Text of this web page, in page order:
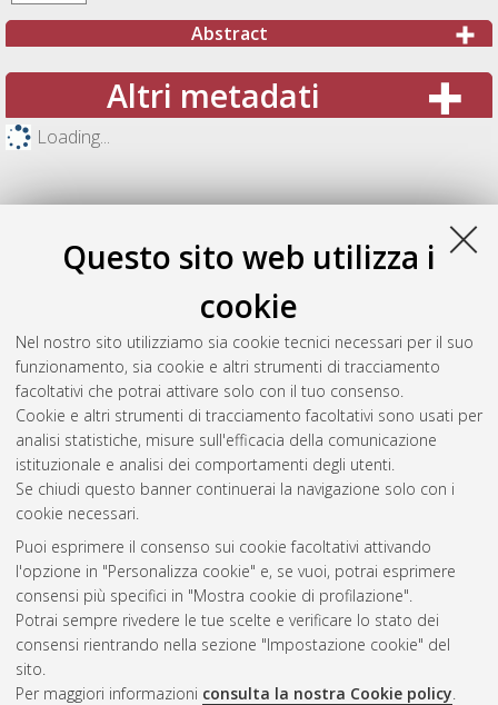
Questo sito web utilizza i
cookie
Nel nostro sito utilizziamo sia cookie tecnici necessari per il suo
funzionamento, sia cookie e altri strumenti di tracciamento
facoltativi che potrai attivare solo con il tuo consenso.
Cookie e altri strumenti di tracciamento facoltativi sono usati per
analisi statistiche, misure sull'efficacia della comunicazione
istituzionale e analisi dei comportamenti degli utenti.
Se chiudi questo banner continuerai la navigazione solo con i
cookie necessari.
Puoi esprimere il consenso sui cookie facoltativi attivando
l'opzione in "Personalizza cookie" e, se vuoi, potrai esprimere
consensi più specifici in "Mostra cookie di profilazione".
Potrai sempre rivedere le tue scelte e verificare lo stato dei
consensi rientrando nella sezione "Impostazione cookie" del
sito.
Per maggiori informazioni consulta la nostra Cookie policy.
Abstract
Altri metadati
Loading...
Gestione del documento:
Atom
Rss 1.0
Rss 2.0
ISSN: 2038-7946